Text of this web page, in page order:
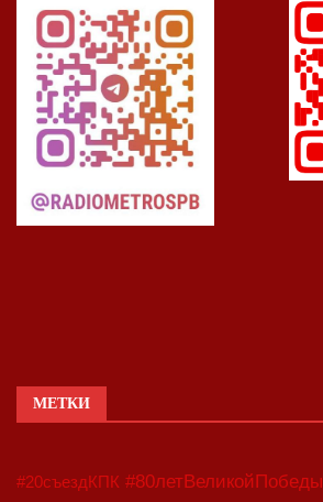
МЕТКИ
#20съездКПК #80летВеликойПобеды